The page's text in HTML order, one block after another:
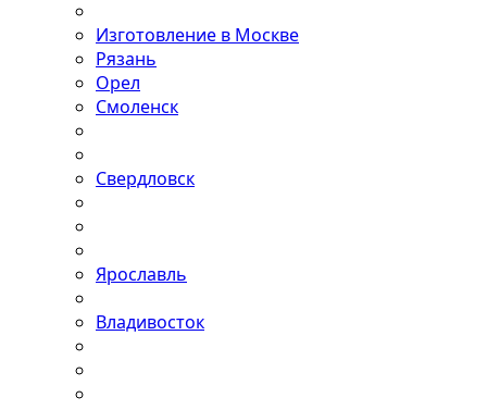
Изготовление в Москве
Рязань
Орел
Смоленск
Свердловск
Ярославль
Владивосток